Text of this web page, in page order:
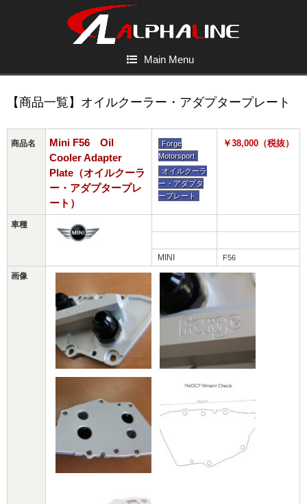
Main Menu
【商品一覧】オイルクーラー・アダプタープレート
商品名
Mini F56 Oil
Cooler Adapter
Plate（オイルクーラ
ー・アダプタープレ
ート）
Forge
Motorsport
オイルクーラ
ー・アダプタ
ープレート
￥38,000（税抜）
車種
MINI F56
画像